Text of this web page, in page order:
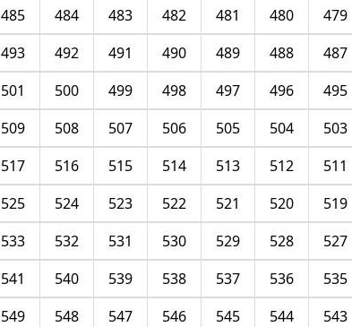
479
480
481
482
483
484
485
487
488
489
490
491
492
493
495
496
497
498
499
500
501
503
504
505
506
507
508
509
511
512
513
514
515
516
517
519
520
521
522
523
524
525
527
528
529
530
531
532
533
535
536
537
538
539
540
541
543
544
545
546
547
548
549